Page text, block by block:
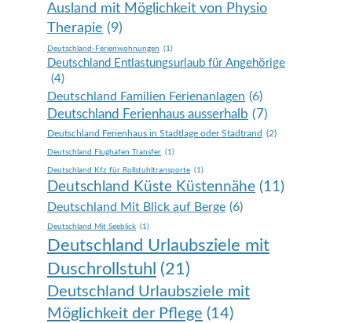
Ausland mit Möglichkeit von Physio
Therapie (9)
Deutschland-Ferienwohnungen (1)
Deutschland Entlastungsurlaub für Angehörige
(4)
Deutschland Familien Ferienanlagen (6)
Deutschland Ferienhaus ausserhalb (7)
Deutschland Ferienhaus in Stadtlage oder Stadtrand (2)
Deutschland Flughafen Transfer (1)
Deutschland Kfz für Rollstuhltransporte (1)
Deutschland Küste Küstennähe (11)
Deutschland Mit Blick auf Berge (6)
Deutschland Mit Seeblick (1)
Deutschland Urlaubsziele mit
Duschrollstuhl (21)
Deutschland Urlaubsziele mit
Möglichkeit der Pflege (14)